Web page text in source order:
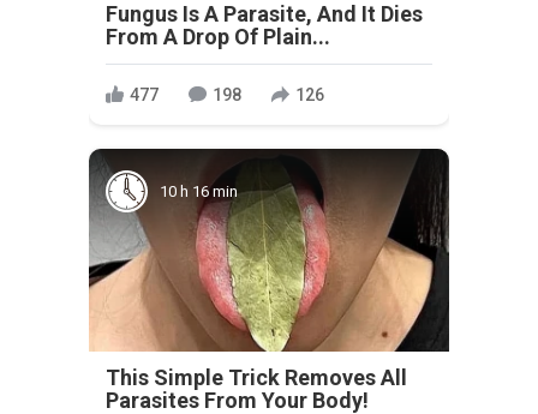
Fungus Is A Parasite, And It Dies
From A Drop Of Plain...
477 198 126
10 h 16 min
This Simple Trick Removes All
Parasites From Your Body!